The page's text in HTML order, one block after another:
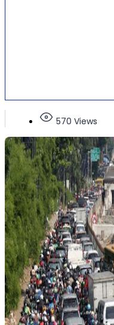
570 Views